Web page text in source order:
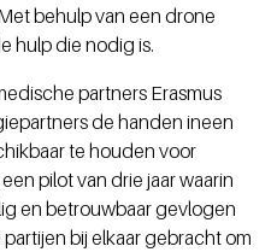
behulp van een drone
hulp die nodig is.
partners Erasmus
de handen ineen
te houden voor
pilot van drie jaar waarin
en betrouwbaar gevlogen
bij elkaar gebracht om